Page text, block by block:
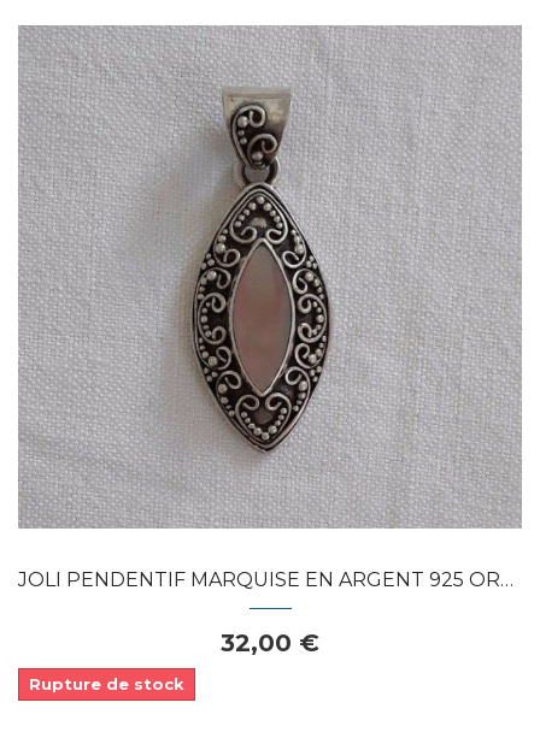
Dans mon panier
APERÇU RAPIDE
JOLI PENDENTIF MARQUISE EN ARGENT 925 ORNE...
32,00 €
Rupture de stock